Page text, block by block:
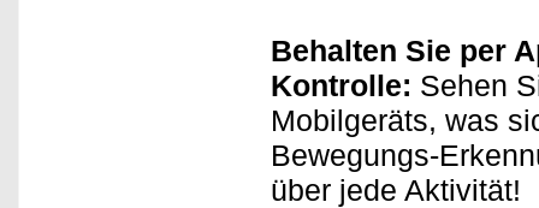
Behalten Sie per
Kontrolle: Sehen
Mobilgeräts, was
Bewegungs-
über jede Aktivität!